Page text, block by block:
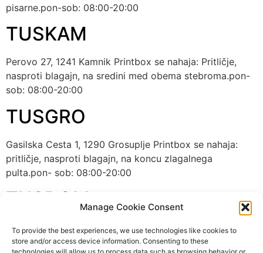
Manage Cookie Consent
To provide the best experiences, we use technologies like cookies to
store and/or access device information. Consenting to these
pisarne.pon-sob: 08:00-20:00
TUSKAM
Perovo 27, 1241 Kamnik Printbox se nahaja: Pritličje,
nasproti blagajn, na sredini med obema stebroma.pon-
sob: 08:00-20:00
TUSGRO
Gasilska Cesta 1, 1290 Grosuplje Printbox se nahaja:
pritličje, nasproti blagajn, na koncu zlagalnega
pulta.pon- sob: 08:00-20:00
TUSDOM
Ulica Gradnikove brigade 2g, 5000 Nova Gorica
Printbox se nahaja: ob stebru tik za vhodom.pon-